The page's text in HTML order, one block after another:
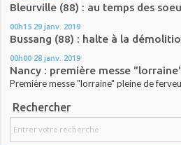
Bleurville (88) : au temps des
00h15 29 janv. 2019
Bussang (88) : halte à la
00h00 28 janv. 2019
Nancy : première messe
Première messe "lorraine" pleine de
Rechercher